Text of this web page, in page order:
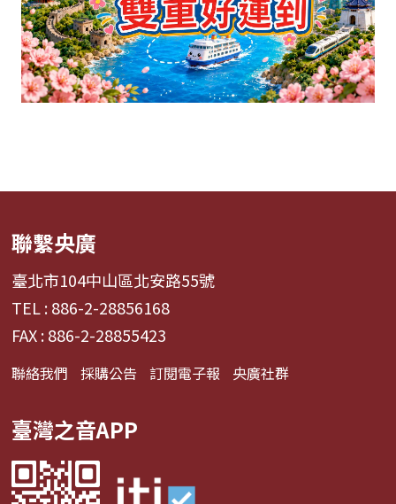
聯繫央廣
臺北市104中山區北安路55號
TEL : 886-2-28856168
FAX : 886-2-28855423
聯絡我們 採購公告 訂閱電子報 央廣社群
臺灣之音APP